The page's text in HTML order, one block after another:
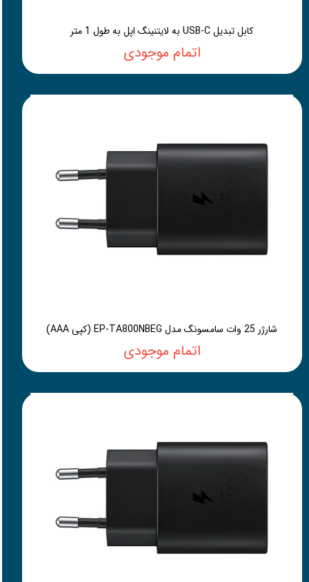
کابل تبدیل USB-C به لایتنینگ اپل به طول 1 متر
اتمام موجودی
شارژر 25 وات سامسونگ مدل EP-TA800NBEG (کپی AAA)
اتمام موجودی